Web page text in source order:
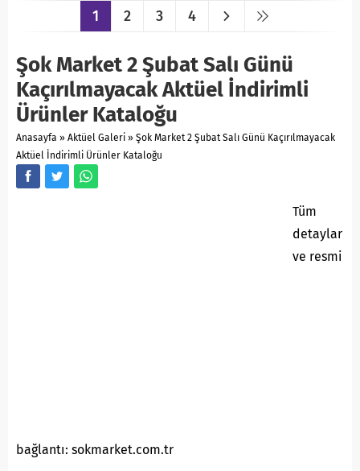
1 2 3 4
Şok Market 2 Şubat Salı Günü
Kaçırılmayacak Aktüel İndirimli
Ürünler Kataloğu
Anasayfa » Aktüel Galeri » Şok Market 2 Şubat Salı Günü Kaçırılmayacak
Aktüel İndirimli Ürünler Kataloğu
Tüm
detaylar
ve resmi
bağlantı: sokmarket.com.tr